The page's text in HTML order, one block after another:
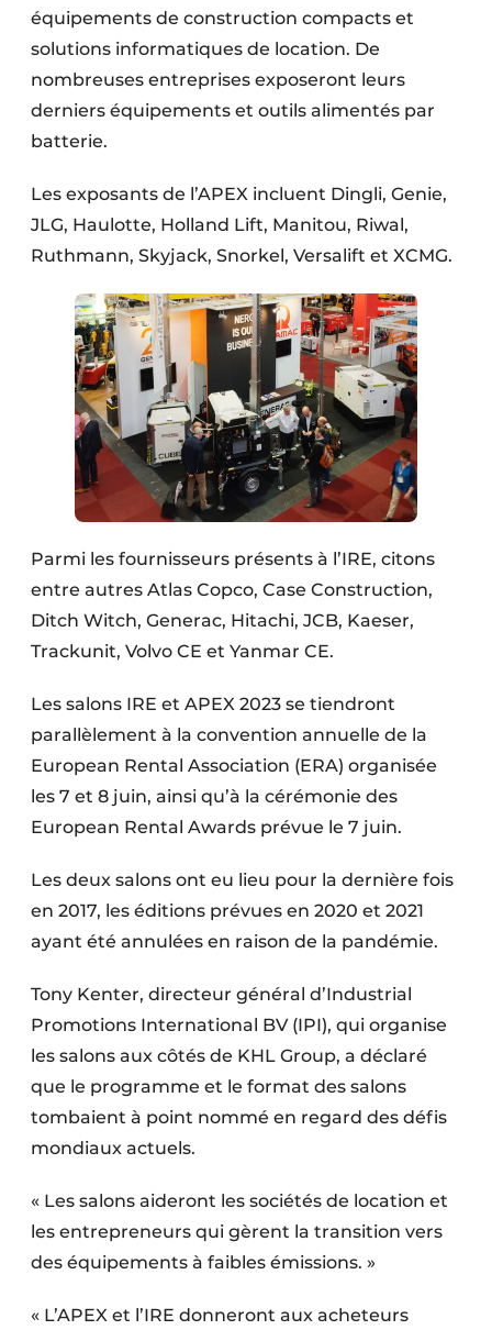
Travaux ferroviaires
équipements de construction compacts et
solutions informatiques de location. De
nombreuses entreprises exposeront leurs
derniers équipements et outils alimentés par
batterie.
Les exposants de l’APEX incluent Dingli, Genie,
JLG, Haulotte, Holland Lift, Manitou, Riwal,
Ruthmann, Skyjack, Snorkel, Versalift et XCMG.
Parmi les fournisseurs présents à l’IRE, citons
entre autres Atlas Copco, Case Construction,
Ditch Witch, Generac, Hitachi, JCB, Kaeser,
Trackunit, Volvo CE et Yanmar CE.
Les salons IRE et APEX 2023 se tiendront
parallèlement à la convention annuelle de la
European Rental Association (ERA) organisée
les 7 et 8 juin, ainsi qu’à la cérémonie des
European Rental Awards prévue le 7 juin.
Les deux salons ont eu lieu pour la dernière fois
en 2017, les éditions prévues en 2020 et 2021
ayant été annulées en raison de la pandémie.
Tony Kenter, directeur général d’Industrial
Promotions International BV (IPI), qui organise
les salons aux côtés de KHL Group, a déclaré
que le programme et le format des salons
tombaient à point nommé en regard des défis
mondiaux actuels.
« Les salons aideront les sociétés de location et
les entrepreneurs qui gèrent la transition vers
des équipements à faibles émissions. »
« L’APEX et l’IRE donneront aux acheteurs